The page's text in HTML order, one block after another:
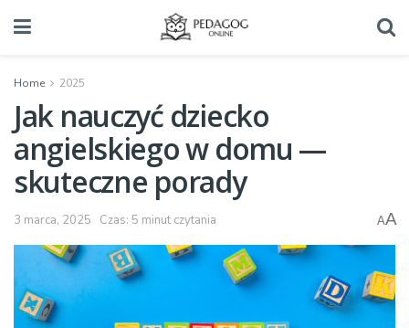
Home 2025
Jak nauczyć dziecko
angielskiego w domu —
skuteczne porady
3 marca, 2025 Czas: 5 minut czytania AA